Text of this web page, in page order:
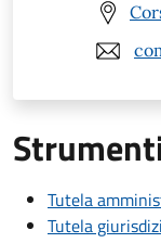
Tutela
Tutela